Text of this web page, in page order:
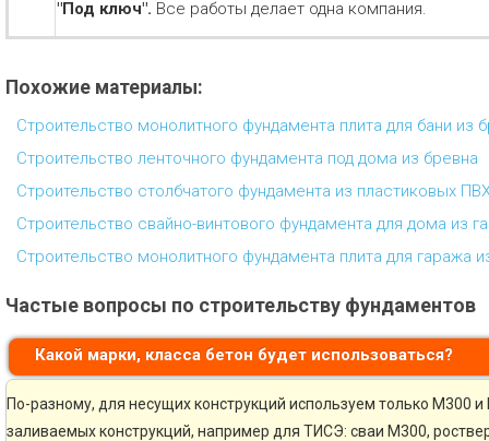
"Под ключ". Все работы делает одна компания.
Похожие материалы:
Строительство монолитного фундамента плита для бани из
Строительство ленточного фундамента под дома из бревна
Строительство столбчатого фундамента из пластиковых
Строительство свайно-винтового фундамента для дома из
Строительство монолитного фундамента плита для гаража
Частые вопросы по строительству фундаментов
Какой марки, класса бетон будет использоваться?
По-разному, для несущих конструкций используем только М300
заливаемых конструкций, например для ТИСЭ: сваи М300,